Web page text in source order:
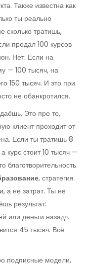
. Также известна как
ты реально
сколько тратишь,
продал 100 курсов
Нет. Если на
— 100 тысяч, на
150 тысяч. И это при
не обанкротился.
Это про то,
клиент проходит от
Если ты тратишь 8
курс стоит 10 тысяч —
благотворительность.
, стратегия
а не затрат. Ты не
результат:
или деньги назад».
45 тысяч. Всё
подписные модели,